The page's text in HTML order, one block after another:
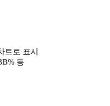
트로 표시
등